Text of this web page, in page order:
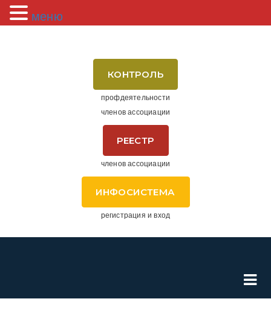
КОНТРОЛЬ
профдеятельности
членов ассоциации
РЕЕСТР
членов ассоциации
ИНФОСИСТЕМА
регистрация и вход
меню